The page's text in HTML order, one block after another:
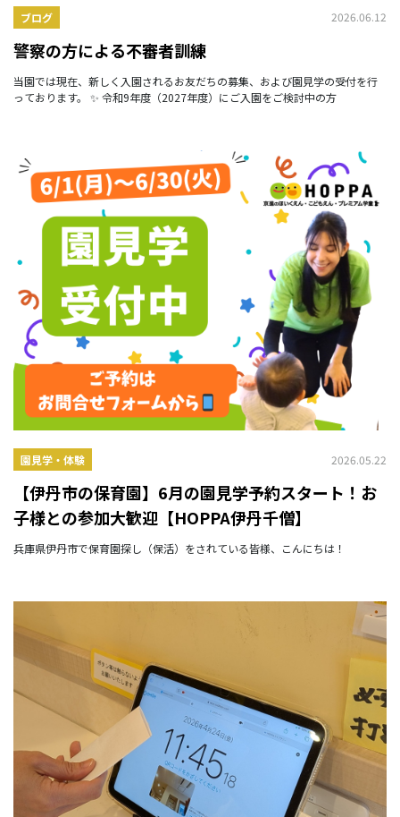
ブログ 2026.06.12
警察の方による不審者訓練
当園では現在、新しく入園されるお友だちの募集、および園見学の受付を行
っております。 ✨ 令和9年度（2027年度）にご入園をご検討中の方
園見学・体験 2026.05.22
【伊丹市の保育園】6月の園見学予約スタート！お
子様との参加大歓迎【HOPPA伊丹千僧】
兵庫県伊丹市で保育園探し（保活）をされている皆様、こんにちは！